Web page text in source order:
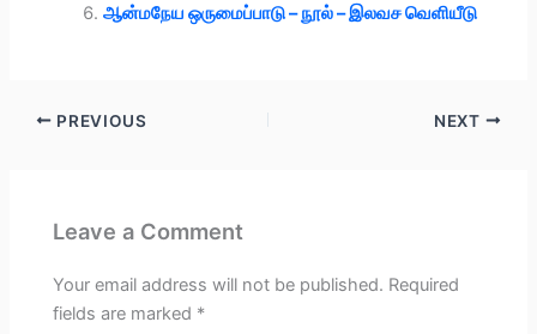
ஆன்மநேய ஒருமைப்பாடு – நூல் – இலவச வெளியீடு
PREVIOUS NEXT
Leave a Comment
Your email address will not be published. Required
fields are marked *